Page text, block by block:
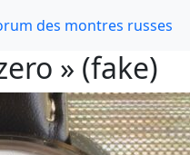
des montres russes
» (fake)